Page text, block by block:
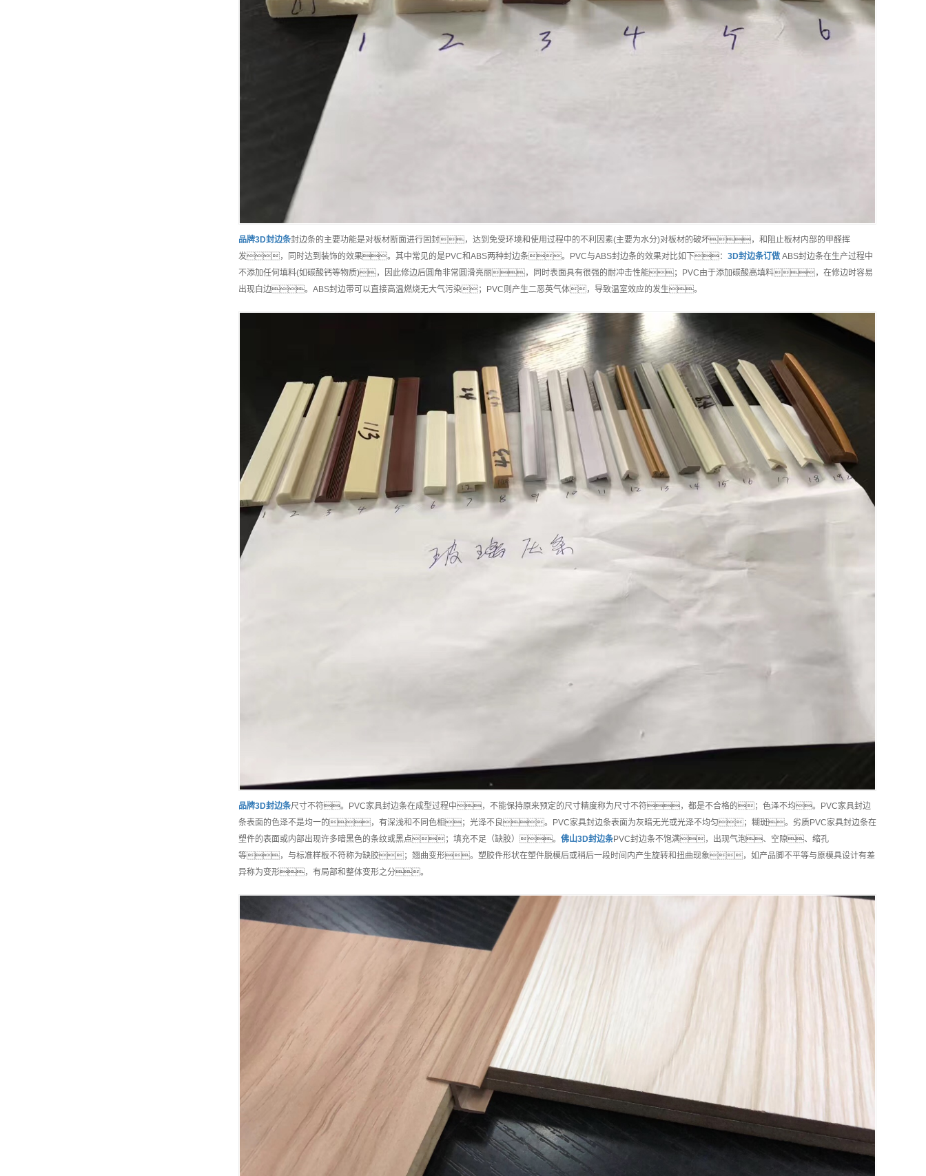
品牌3D封边条封边条的主要功能是对板材断面进行固封，达到免受环境和使用过程中的不利因素(主要为水分)对板材的破坏，和阻止板材内部的甲醛挥
发，同时达到装饰的效果。其中常见的是PVC和ABS两种封边条。PVC与ABS封边条的效果对比如下： 3D封边条订做 ABS封边条在生产过程中
不添加任何填料(如碳酸钙等物质)，因此修边后圆角非常圆滑亮丽，同时表面具有很强的耐冲击性能；PVC由于添加碳酸高填料，在修边时容易
出现白边。ABS封边带可以直接高温燃烧无大气污染；PVC则产生二恶英气体，导致温室效应的发生。
品牌3D封边条尺寸不符。PVC家具封边条在成型过程中，不能保持原来预定的尺寸精度称为尺寸不符，都是不合格的；色泽不均。PVC家具封边
条表面的色泽不是均一的，有深浅和不同色相；光泽不良。PVC家具封边条表面为灰暗无光或光泽不均匀；糊斑。劣质PVC家具封边条在
塑件的表面或内部出现许多暗黑色的条纹或黑点；填充不足（缺胶）。 佛山3D封边条PVC封边条不饱满，出现气泡、空隙、缩孔
等，与标准样板不符称为缺胶；翘曲变形。塑胶件形状在塑件脱模后或稍后一段时间内产生旋转和扭曲现象，如产品脚不平等与原模具设计有差
异称为变形，有局部和整体变形之分。